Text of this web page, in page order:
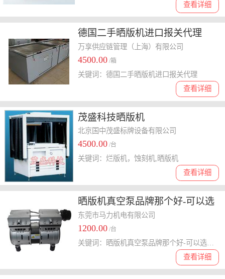
查看详细
德国二手晒版机进口报关代理
万享供应链管理（上海）有限公司
4500.00 /箱
查看详细
关键词：德国二手晒版机进口报关代理
茂盛科技晒版机
北京国中茂盛标牌设备有限公司
4500.00 /台
查看详细
关键词：烂版机，蚀刻机,晒版机
晒版机真空泵品牌那个好-可以选
择马力机电闽台台冠晒版机真空
泵
东莞市马力机电有限公司
1200.00 /台
查看详细